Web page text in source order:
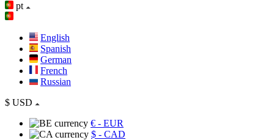
pt
English
Spanish
German
French
Russian
$ USD
€ - EUR
$ - CAD